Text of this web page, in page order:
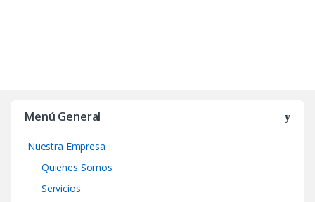
Menú General
Nuestra Empresa
Quienes Somos
Servicios